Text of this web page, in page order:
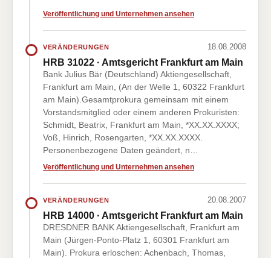
Veröffentlichung und Unternehmen ansehen
VERÄNDERUNGEN 18.08.2008
HRB 31022 · Amtsgericht Frankfurt am Main
Bank Julius Bär (Deutschland) Aktiengesellschaft,
Frankfurt am Main, (An der Welle 1, 60322 Frankfurt
am Main).Gesamtprokura gemeinsam mit einem
Vorstandsmitglied oder einem anderen Prokuristen:
Schmidt, Beatrix, Frankfurt am Main, *XX.XX.XXXX;
Voß, Hinrich, Rosengarten, *XX.XX.XXXX.
Personenbezogene Daten geändert, n…
Veröffentlichung und Unternehmen ansehen
VERÄNDERUNGEN 20.08.2007
HRB 14000 · Amtsgericht Frankfurt am Main
DRESDNER BANK Aktiengesellschaft, Frankfurt am
Main (Jürgen-Ponto-Platz 1, 60301 Frankfurt am
Main). Prokura erloschen: Achenbach, Thomas,